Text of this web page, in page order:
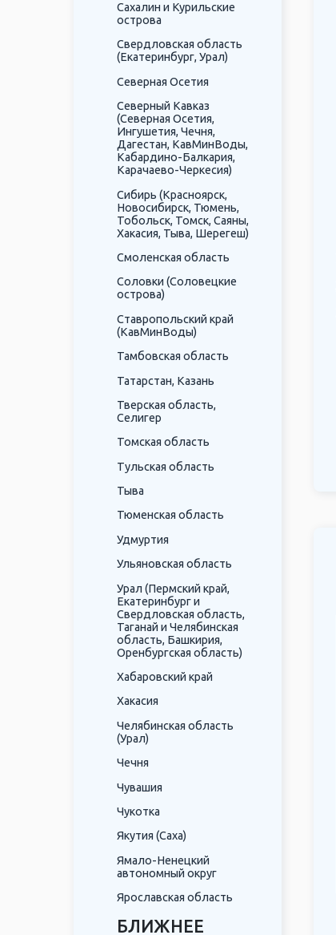
Сахалин и Курильские
острова
Свердловская область
(Екатеринбург, Урал)
Северная Осетия
Северный Кавказ
(Северная Осетия,
Ингушетия, Чечня,
Дагестан, КавМинВоды,
Кабардино-Балкария,
Карачаево-Черкесия)
Сибирь (Красноярск,
Новосибирск, Тюмень,
Тобольск, Томск, Саяны,
Хакасия, Тыва, Шерегеш)
Смоленская область
Соловки (Соловецкие
острова)
Ставропольский край
(КавМинВоды)
Тамбовская область
Татарстан, Казань
Тверская область,
Селигер
Томская область
Тульская область
Тыва
Тюменская область
Удмуртия
Ульяновская область
Урал (Пермский край,
Екатеринбург и
Свердловская область,
Таганай и Челябинская
область, Башкирия,
Оренбургская область)
Хабаровский край
Хакасия
Челябинская область
(Урал)
Чечня
Чувашия
Чукотка
Якутия (Саха)
Ямало-Ненецкий
автономный округ
Ярославская область
БЛИЖНЕЕ